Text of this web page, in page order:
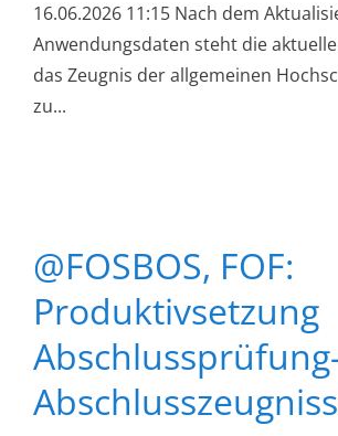
16.06.2026 11:15 Nach dem
Anwendungsdaten steht die
das Zeugnis der allgemeinen
zu...
@FOSBOS, FOF:
Produktivsetzung